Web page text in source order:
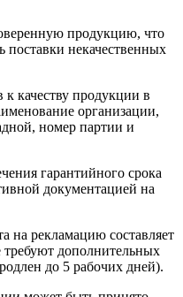
продукцию, что
поставки некачественных
качеству продукции в
организации,
номер партии и
гарантийного срока
документацией на
на рекламацию составляет
требуют дополнительных
до 5 рабочих дней).